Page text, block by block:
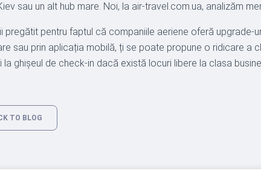
sau un alt hub mare. Noi, la air-travel.com.ua, analizăm
pregătit pentru faptul că companiile aeriene oferă
sau prin aplicația mobilă, ți se poate propune o ridicare a
la ghișeul de check-in dacă există locuri libere la clasa
TO BLOG